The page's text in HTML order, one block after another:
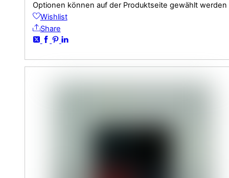
Optionen können auf der Produktseite gewählt werden
Wishlist
Share